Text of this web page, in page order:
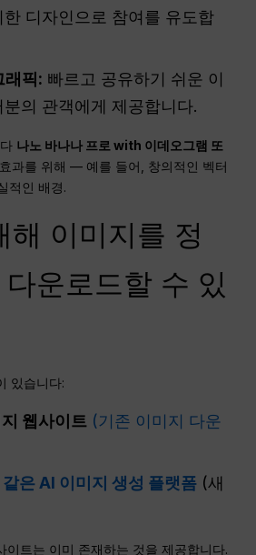
한 디자인으로 참여를 유도합
래픽: 빠르고 공유하기 쉬운 이
분의 관객에게 제공합니다.
나노 바나나 프로 with 이데오그램 또
과를 위해 — 예를 들어, 창의적인 벡터
적인 배경.
이미지를 정
운로드할 수 있
있습니다:
웹사이트 (기존 이미지 다운
은 AI 이미지 생성 플랫폼 (새
이트는 이미 존재하는 것을 제공합니다.